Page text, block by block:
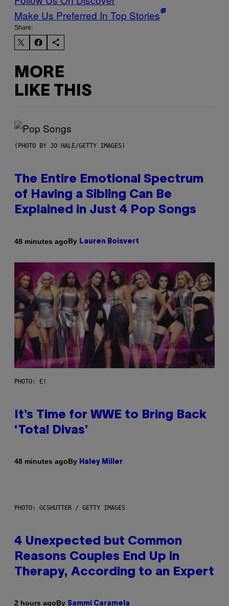
Make Us Preferred In Top Stories
Share:
MORE
LIKE THIS
(PHOTO BY JO HALE/GETTY IMAGES)
The Entire Emotional Spectrum
of Having a Sibling Can Be
Explained in Just 4 Pop Songs
48 minutes agoBy Lauren Boisvert
PHOTO: E!
It’s Time for WWE to Bring Back
‘Total Divas’
48 minutes agoBy Haley Miller
PHOTO: GCSHUTTER / GETTY IMAGES
4 Unexpected but Common
Reasons Couples End Up in
Therapy, According to an Expert
2 hours agoBy Sammi Caramela